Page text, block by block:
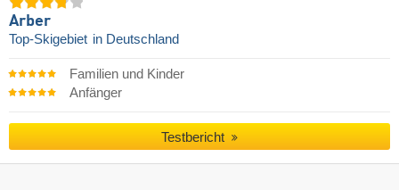
Arber
Top-Skigebiet in Deutschland
Familien und Kinder
Anfänger
Testbericht